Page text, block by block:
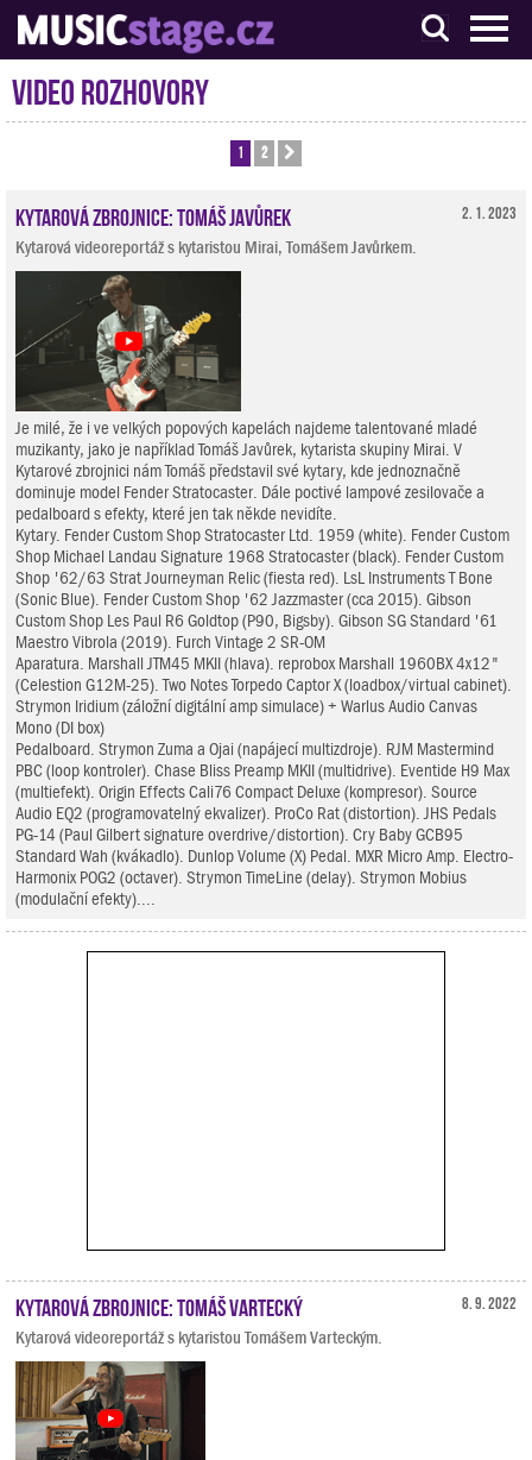
S muzikanty pro muzikanty
Video rozhovory
1 2
2. 1. 2023
Kytarová zbrojnice: Tomáš Javůrek
Kytarová videoreportáž s kytaristou Mirai, Tomášem Javůrkem.
Je milé, že i ve velkých popových kapelách najdeme talentované mladé
muzikanty, jako je například Tomáš Javůrek, kytarista skupiny Mirai. V
Kytarové zbrojnici nám Tomáš představil své kytary, kde jednoznačně
dominuje model Fender Stratocaster. Dále poctivé lampové zesilovače a
pedalboard s efekty, které jen tak někde nevidíte.
Kytary. Fender Custom Shop Stratocaster Ltd. 1959 (white). Fender Custom
Shop Michael Landau Signature 1968 Stratocaster (black). Fender Custom
Shop '62/63 Strat Journeyman Relic (fiesta red). LsL Instruments T Bone
(Sonic Blue). Fender Custom Shop '62 Jazzmaster (cca 2015). Gibson
Custom Shop Les Paul R6 Goldtop (P90, Bigsby). Gibson SG Standard '61
Maestro Vibrola (2019). Furch Vintage 2 SR-OM
Aparatura. Marshall JTM45 MKII (hlava). reprobox Marshall 1960BX 4x12"
(Celestion G12M-25). Two Notes Torpedo Captor X (loadbox/virtual cabinet).
Strymon Iridium (záložní digitální amp simulace) + Warlus Audio Canvas
Mono (DI box)
Pedalboard. Strymon Zuma a Ojai (napájecí multizdroje). RJM Mastermind
PBC (loop kontroler). Chase Bliss Preamp MKII (multidrive). Eventide H9 Max
(multiefekt). Origin Effects Cali76 Compact Deluxe (kompresor). Source
Audio EQ2 (programovatelný ekvalizer). ProCo Rat (distortion). JHS Pedals
PG-14 (Paul Gilbert signature overdrive/distortion). Cry Baby GCB95
Standard Wah (kvákadlo). Dunlop Volume (X) Pedal. MXR Micro Amp. Electro-
Harmonix POG2 (octaver). Strymon TimeLine (delay). Strymon Mobius
(modulační efekty)....
8. 9. 2022
Kytarová zbrojnice: Tomáš Vartecký
Kytarová videoreportáž s kytaristou Tomášem Varteckým.